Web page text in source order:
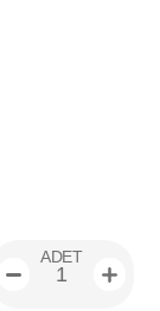
ADET